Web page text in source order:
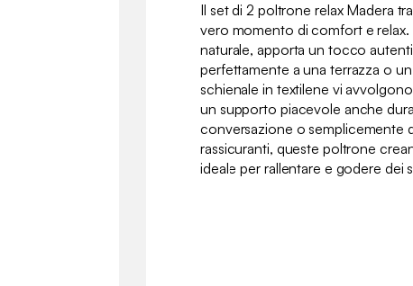
Il set di 2 poltrone relax Madera
vero momento di comfort e relax.
naturale, apporta un tocco
perfettamente a una terrazza o
schienale in textilene vi
un supporto piacevole anche
conversazione o semplicemente
rassicuranti, queste poltrone
ideale per rallentare e godere dei